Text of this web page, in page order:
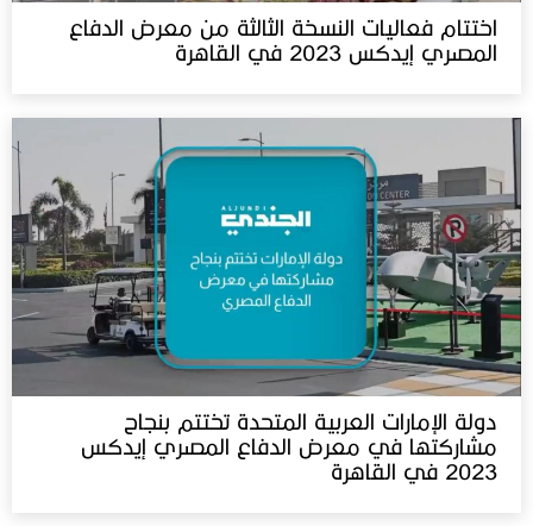
اختتام فعاليات النسخة الثالثة من معرض الدفاع
المصري إيدكس 2023 في القاهرة
دولة الإمارات العربية المتحدة تختتم بنجاح
مشاركتها في معرض الدفاع المصري إيدكس
2023 في القاهرة